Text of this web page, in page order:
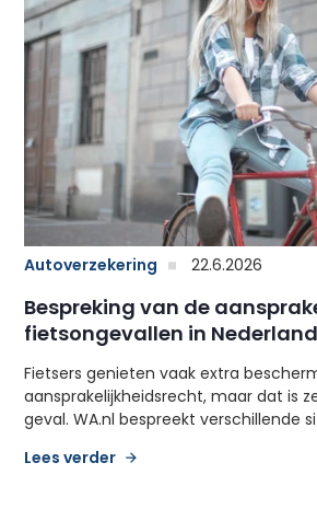
Autoverzekering 22.6.2026
Bespreking van de
fietsongevallen in Nederland
Fietsers genieten vaak extra
aansprakelijkheidsrecht, maar dat is
geval. WA.nl bespreekt verschillende
Lees verder